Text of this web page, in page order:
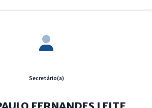
Secretário(a)